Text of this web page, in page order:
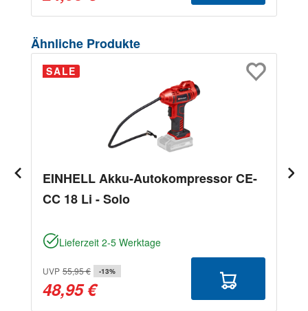
Produktgalerie überspringen
Ähnliche Produkte
SALE
EINHELL Akku-Autokompressor CE-
CC 18 Li - Solo
Lieferzeit 2-5 Werktage
UVP 55,95 € -13%
48,95 €